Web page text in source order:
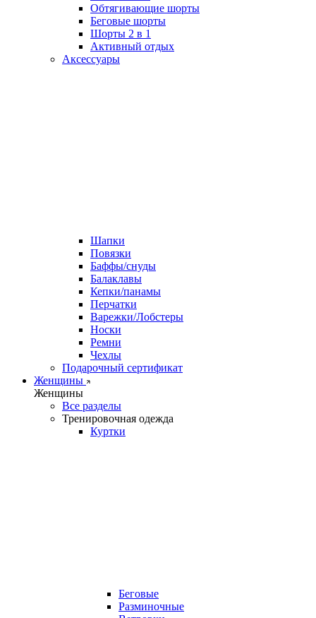
Обтягивающие шорты
Беговые шорты
Шорты 2 в 1
Активный отдых
Аксессуары
Шапки
Повязки
Баффы/снуды
Балаклавы
Кепки/панамы
Перчатки
Варежки/Лобстеры
Носки
Ремни
Чехлы
Подарочный сертификат
Женщины
Женщины
Все разделы
Тренировочная одежда
Куртки
Беговые
Разминочные